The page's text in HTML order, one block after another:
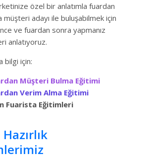
özel bir anlatımla fuardan
müşteri adayı ile buluşabilmek için
ve fuardan sonra yapmanız
anlatıyoruz.
bilgi için:
Müşteri Bulma Eğitimi
Verim Alma Eğitimi
Fuarista Eğitimleri